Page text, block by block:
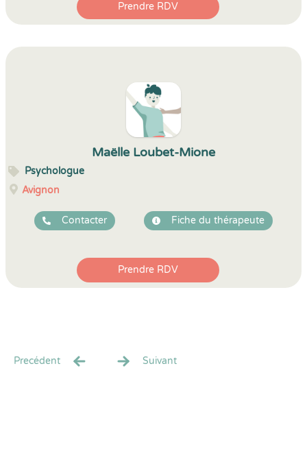
Prendre RDV
Maëlle Loubet-Mione
Psychologue
Avignon
Contacter Fiche du thérapeute
Prendre RDV
Precédent Suivant